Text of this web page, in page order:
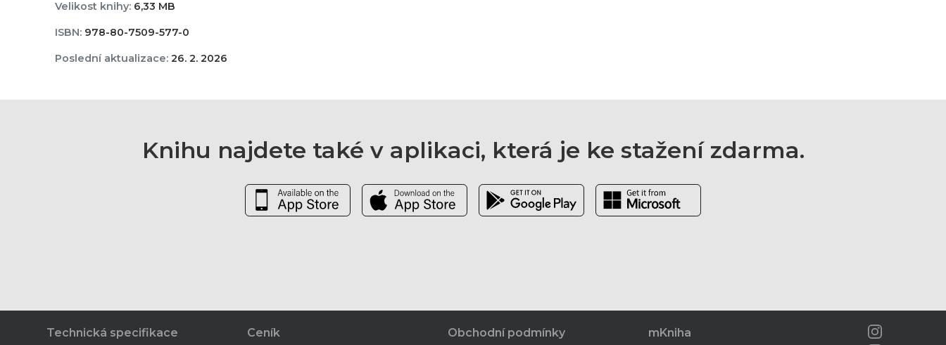
Velikost knihy:6,33 MB
ISBN:978-80-7509-577-0
Poslední aktualizace:26. 2. 2026
Knihu najdete také v aplikaci, která je ke stažení zdarma.
Technická specifikace Ceník Obchodní podmínky mKniha